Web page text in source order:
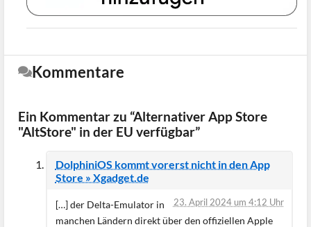
Kommentare
Ein Kommentar zu “Alternativer App Store
"AltStore" in der EU verfügbar”
DolphiniOS kommt vorerst nicht in den App
Store » Xgadget.de
23. April 2024 um 4:12 Uhr
[…] der Delta-Emulator in
manchen Ländern direkt über den offiziellen Apple